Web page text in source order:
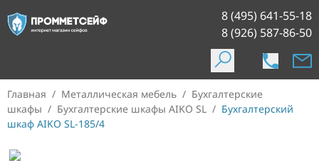
8 (495) 641-55-18
8 (926) 587-86-50
Главная / Металлическая мебель / Бухгалтерские
шкафы / Бухгалтерские шкафы AIKO SL / Бухгалтерский
шкаф AIKO SL-185/4